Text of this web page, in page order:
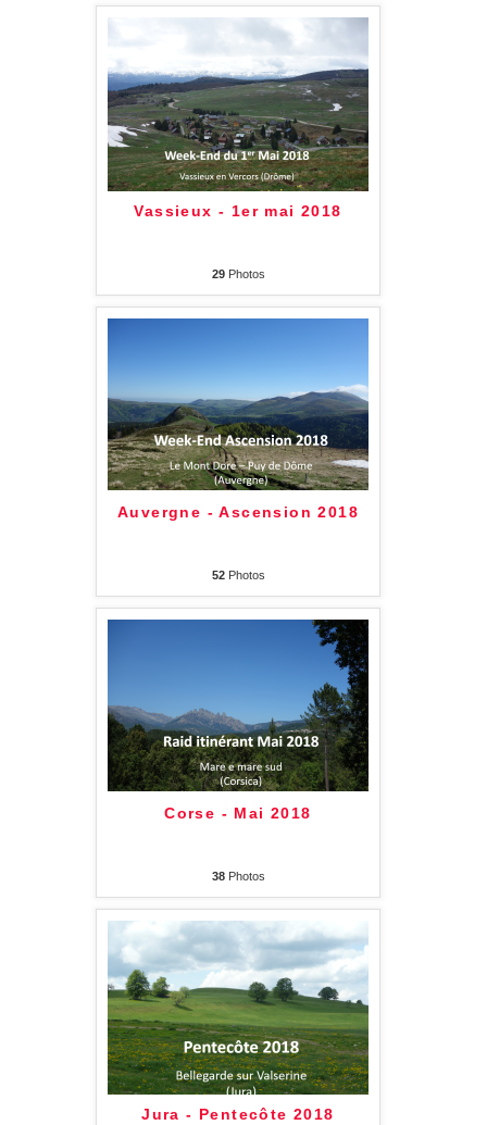
Vassieux - 1er mai 2018
29Photos
Auvergne - Ascension 2018
52Photos
Corse - Mai 2018
38Photos
Jura - Pentecôte 2018